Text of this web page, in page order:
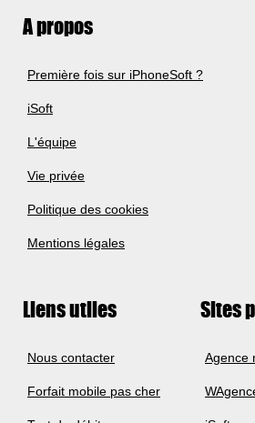
A propos
Première fois sur iPhoneSoft ?
iSoft
L'équipe
Vie privée
Politique des cookies
Mentions légales
Liens utiles
Nous contacter
Forfait mobile pas cher
Sites
Agence